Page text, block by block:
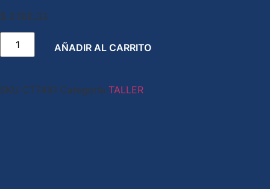
$ 2.162,33
AÑADIR AL CARRITO
SKU CTT4X1 Categoría TALLER